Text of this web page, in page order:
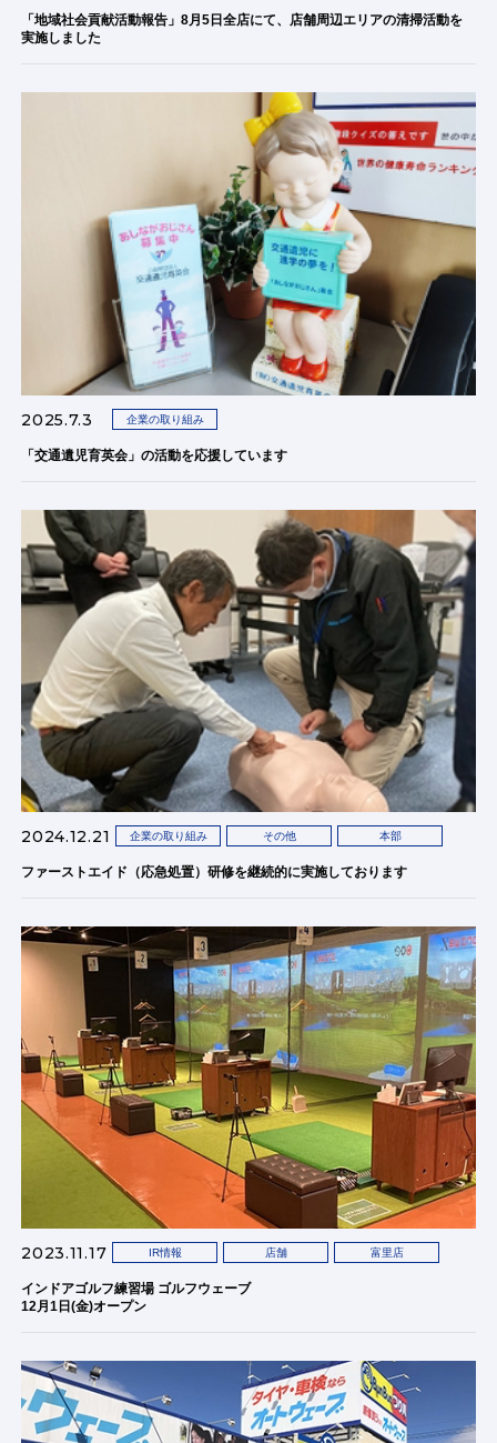
「地域社会貢献活動報告」8月5日全店にて、店舗周辺エリアの清掃活動を
実施しました
2025.7.3 企業の取り組み
「交通遺児育英会」の活動を応援しています
2024.12.21 企業の取り組み その他 本部
ファーストエイド（応急処置）研修を継続的に実施しております
2023.11.17 IR情報 店舗 富里店
インドアゴルフ練習場 ゴルフウェーブ
12月1日(金)オープン